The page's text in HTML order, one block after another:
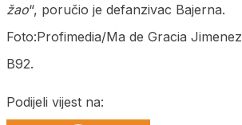
žao“, poručio je defanzivac Bajerna.
Foto:Profimedia/Ma de Gracia Jimenez
B92.
Podijeli vijest na: